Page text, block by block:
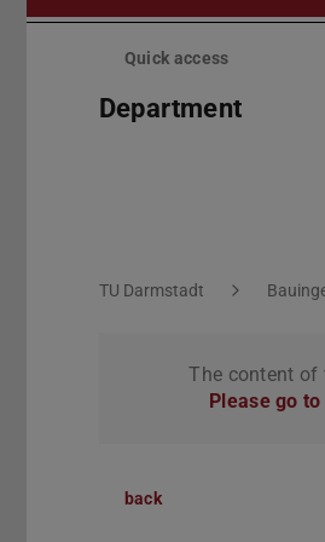
Skip
Quick access
Department
You are here:
TU Darmstadt
The content of
Please go
back